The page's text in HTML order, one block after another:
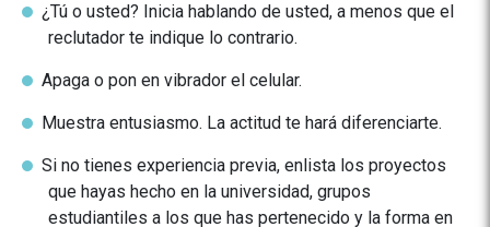
¿Tú o usted? Inicia hablando de usted, a menos que el
reclutador te indique lo contrario.
Apaga o pon en vibrador el celular.
Muestra entusiasmo. La actitud te hará diferenciarte.
Si no tienes experiencia previa, enlista los proyectos
que hayas hecho en la universidad, grupos
estudiantiles a los que has pertenecido y la forma en